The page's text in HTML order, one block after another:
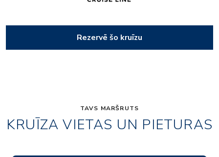
Rezervē šo kruīzu
TAVS MARŠRUTS
KRUĪZA VIETAS UN PIETURAS